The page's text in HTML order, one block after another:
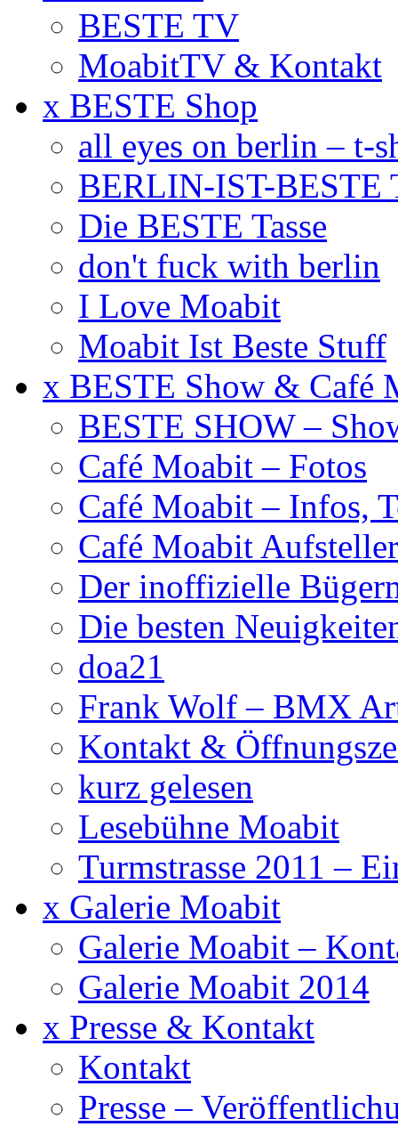
BESTE TV
MoabitTV & Kontakt
x BESTE Shop
all eyes on berlin – t-
BERLIN-IST-BESTE
Die BESTE Tasse
don't fuck with berlin
I Love Moabit
Moabit Ist Beste Stuff
x BESTE Show & Café
BESTE SHOW –
Café Moabit – Fotos
Café Moabit – Infos,
Café Moabit Aufsteller
Der inoffizielle
Die besten
doa21
Frank Wolf – BMX
Kontakt &
kurz gelesen
Lesebühne Moabit
Turmstrasse 2011 –
x Galerie Moabit
Galerie Moabit –
Galerie Moabit 2014
x Presse & Kontakt
Kontakt
Presse –